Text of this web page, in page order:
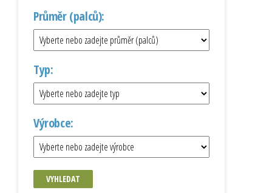
Průměr (palců):
Typ:
Výrobce:
VYHLEDAT